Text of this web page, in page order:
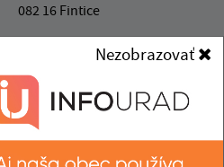
Nezobrazovať
082 16 Fintice
obecfintice@fintice.sk
IČO: 00327018